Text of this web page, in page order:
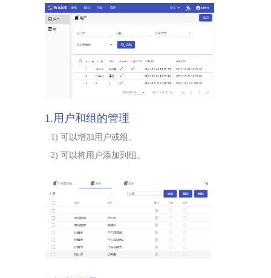
1.用户和组的管理
1) 可以增加用户或组。
2) 可以将用户添加到组。